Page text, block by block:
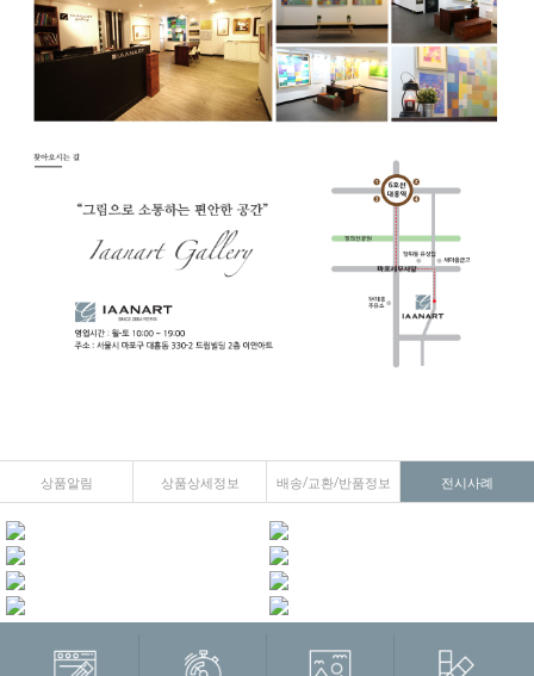
상품알림 상품상세정보 배송/교환/반품정보 전시사례